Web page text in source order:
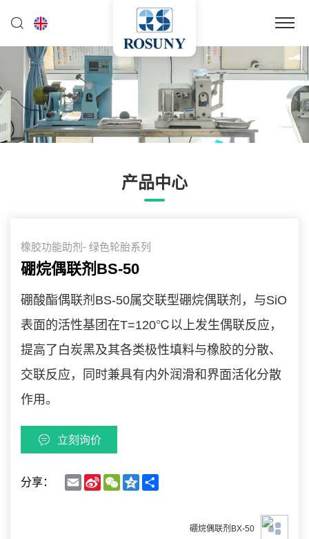
产品中心
橡胶功能助剂- 绿色轮胎系列
硼烷偶联剂BS-50
硼酸酯偶联剂BS-50属交联型硼烷偶联剂，与SiO
表面的活性基团在T=120℃以上发生偶联反应，
提高了白炭黑及其各类极性填料与橡胶的分散、
交联反应，同时兼具有内外润滑和界面活化分散
作用。
立刻询价
分享： Email Sina
Weibo
WeChatQzone
硼烷偶联剂BX-50